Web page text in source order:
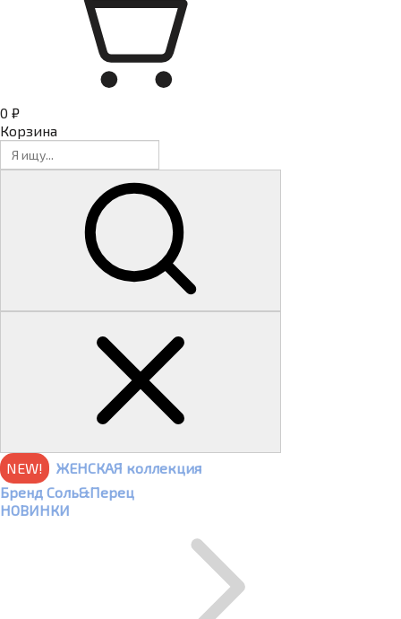
0 ₽
Корзина
NEW!
ЖЕНСКАЯ коллекция
Бренд Соль&Перец
НОВИНКИ